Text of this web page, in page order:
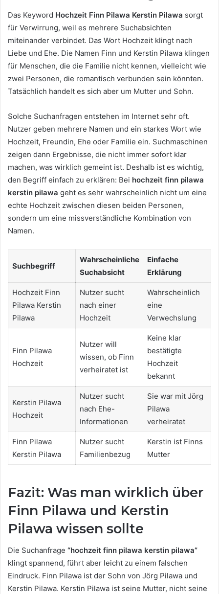
Das Keyword Hochzeit Finn Pilawa Kerstin Pilawa sorgt
für Verwirrung, weil es mehrere Suchabsichten
miteinander verbindet. Das Wort Hochzeit klingt nach
Liebe und Ehe. Die Namen Finn und Kerstin Pilawa klingen
für Menschen, die die Familie nicht kennen, vielleicht wie
zwei Personen, die romantisch verbunden sein könnten.
Tatsächlich handelt es sich aber um Mutter und Sohn.
Solche Suchanfragen entstehen im Internet sehr oft.
Nutzer geben mehrere Namen und ein starkes Wort wie
Hochzeit, Freundin, Ehe oder Familie ein. Suchmaschinen
zeigen dann Ergebnisse, die nicht immer sofort klar
machen, was wirklich gemeint ist. Deshalb ist es wichtig,
den Begriff einfach zu erklären: Bei hochzeit finn pilawa
kerstin pilawa geht es sehr wahrscheinlich nicht um eine
echte Hochzeit zwischen diesen beiden Personen,
sondern um eine missverständliche Kombination von
Namen.
Suchbegriff
Wahrscheinliche
Suchabsicht
Einfache
Erklärung
Hochzeit Finn
Pilawa Kerstin
Pilawa
Nutzer sucht
nach einer
Hochzeit
Wahrscheinlich
eine
Verwechslung
Finn Pilawa
Hochzeit
Nutzer will
wissen, ob Finn
verheiratet ist
Keine klar
bestätigte
Hochzeit
bekannt
Kerstin Pilawa
Hochzeit
Nutzer sucht
nach Ehe-
Informationen
Sie war mit Jörg
Pilawa
verheiratet
Finn Pilawa
Kerstin Pilawa
Nutzer sucht
Familienbezug
Kerstin ist Finns
Mutter
Fazit: Was man wirklich über
Finn Pilawa und Kerstin
Pilawa wissen sollte
Die Suchanfrage “hochzeit finn pilawa kerstin pilawa”
klingt spannend, führt aber leicht zu einem falschen
Eindruck. Finn Pilawa ist der Sohn von Jörg Pilawa und
Kerstin Pilawa. Kerstin Pilawa ist seine Mutter, nicht seine